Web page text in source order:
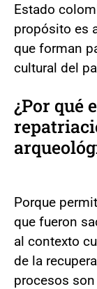
Estado
propósito es
que forman
cultural del
¿Por qué
Porque
que fueron
al contexto
de la
procesos